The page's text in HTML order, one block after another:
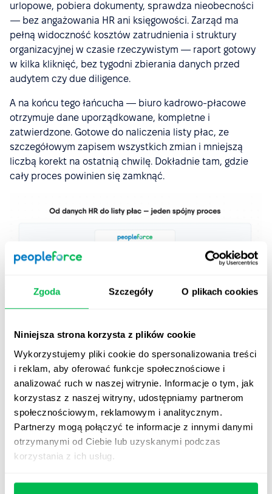
Zgoda Szczegóły O plikach cookies
Niniejsza strona korzysta z plików cookie
Wykorzystujemy pliki cookie do spersonalizowania treści
i reklam, aby oferować funkcje społecznościowe i
analizować ruch w naszej witrynie. Informacje o tym, jak
korzystasz z naszej witryny, udostępniamy partnerom
społecznościowym, reklamowym i analitycznym.
Partnerzy mogą połączyć te informacje z innymi danymi
otrzymanymi od Ciebie lub uzyskanymi podczas
korzystania z ich usług.
urlopowe, pobiera dokumenty, sprawdza nieobecności
— bez angażowania HR ani księgowości. Zarząd ma
pełną widoczność kosztów zatrudnienia i struktury
organizacyjnej w czasie rzeczywistym — raport gotowy
w kilka kliknięć, bez tygodni zbierania danych przed
audytem czy due diligence.
A na końcu tego łańcucha — biuro kadrowo-płacowe
otrzymuje dane uporządkowane, kompletne i
zatwierdzone. Gotowe do naliczenia listy płac, ze
szczegółowym zapisem wszystkich zmian i mniejszą
liczbą korekt na ostatnią chwilę. Dokładnie tam, gdzie
cały proces powinien się zamknąć.